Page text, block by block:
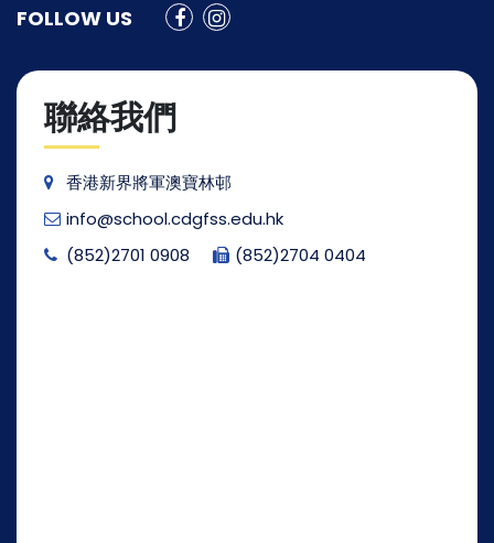
FOLLOW US
聯絡我們
香港新界將軍澳寶林邨
info@school.cdgfss.edu.hk
(852)2701 0908
(852)2704 0404